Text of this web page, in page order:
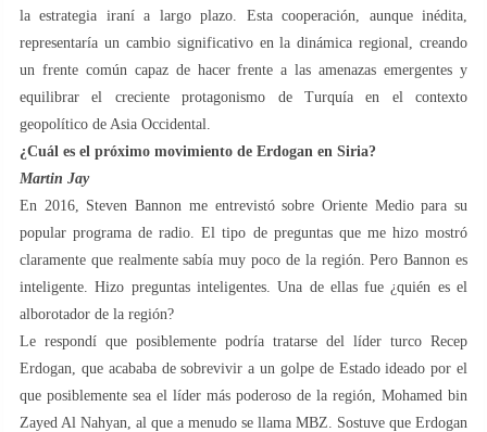
la estrategia iraní a largo plazo. Esta cooperación, aunque inédita,
representaría un cambio significativo en la dinámica regional, creando
un frente común capaz de hacer frente a las amenazas emergentes y
equilibrar el creciente protagonismo de Turquía en el contexto
geopolítico de Asia Occidental.
¿Cuál es el próximo movimiento de Erdogan en Siria?
Martin Jay
En 2016, Steven Bannon me entrevistó sobre Oriente Medio para su
popular programa de radio. El tipo de preguntas que me hizo mostró
claramente que realmente sabía muy poco de la región. Pero Bannon es
inteligente. Hizo preguntas inteligentes. Una de ellas fue ¿quién es el
alborotador de la región?
Le respondí que posiblemente podría tratarse del líder turco Recep
Erdogan, que acababa de sobrevivir a un golpe de Estado ideado por el
que posiblemente sea el líder más poderoso de la región, Mohamed bin
Zayed Al Nahyan, al que a menudo se llama MBZ. Sostuve que Erdogan